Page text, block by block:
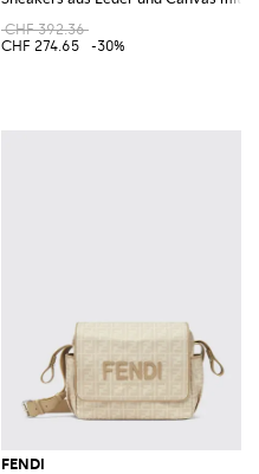
CHF 392.36
CHF 274.65
-30%
FENDI